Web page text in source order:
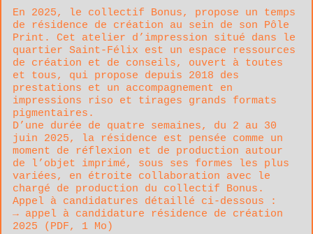
En 2025, le collectif Bonus, propose un temps
de résidence de création au sein de son Pôle
Print. Cet atelier d’impression situé dans le
quartier Saint-Félix est un espace ressources
de création et de conseils, ouvert à toutes
et tous, qui propose depuis 2018 des
prestations et un accompagnement en
impressions riso et tirages grands formats
pigmentaires.
D’une durée de quatre semaines, du 2 au 30
juin 2025, la résidence est pensée comme un
moment de réflexion et de production autour
de l’objet imprimé, sous ses formes les plus
variées, en étroite collaboration avec le
chargé de production du collectif Bonus.
Appel à candidatures détaillé ci-dessous :
appel à candidature résidence de création
2025 ( PDF, 1 Mo)